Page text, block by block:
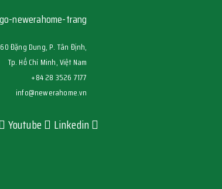
60 Đặng Dung, P. Tân Định,
Tp. Hồ Chí Minh, Việt Nam
+84 28 3526 7177
info@newerahome.vn
Youtube Linkedin